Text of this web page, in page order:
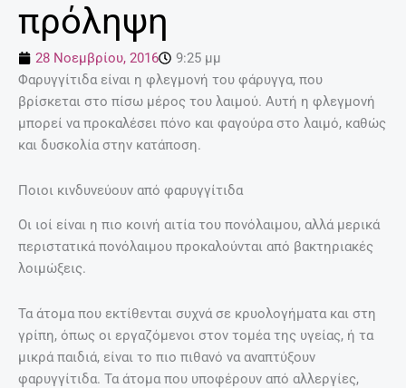
πρόληψη
28 Νοεμβρίου, 2016
9:25 μμ
Φαρυγγίτιδα είναι η φλεγμονή του φάρυγγα, που
βρίσκεται στο πίσω μέρος του λαιμού. Αυτή η φλεγμονή
μπορεί να προκαλέσει πόνο και φαγούρα στο λαιμό, καθώς
και δυσκολία στην κατάποση.
Ποιοι κινδυνεύουν από φαρυγγίτιδα
Οι ιοί είναι η πιο κοινή αιτία του πονόλαιμου, αλλά μερικά
περιστατικά πονόλαιμου προκαλούνται από βακτηριακές
λοιμώξεις.
Τα άτομα που εκτίθενται συχνά σε κρυολογήματα και στη
γρίπη, όπως οι εργαζόμενοι στον τομέα της υγείας, ή τα
μικρά παιδιά, είναι το πιο πιθανό να αναπτύξουν
φαρυγγίτιδα. Τα άτομα που υποφέρουν από αλλεργίες,